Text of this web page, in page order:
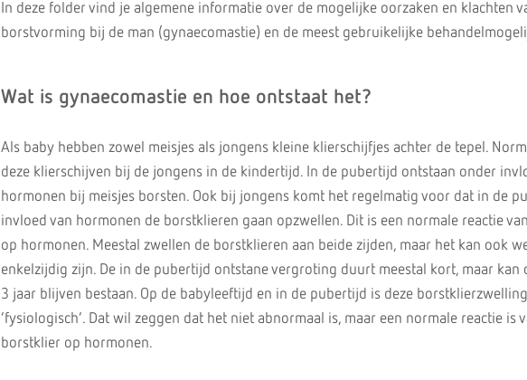
In deze folder vind je algemene informatie over de mogelijke oorzaken en klachten
borstvorming bij de man (gynaecomastie) en de meest gebruikelijke
Wat is gynaecomastie en hoe ontstaat het?
Als baby hebben zowel meisjes als jongens kleine klierschijfjes achter de tepel.
deze klierschijven bij de jongens in de kindertijd. In de pubertijd ontstaan onder
hormonen bij meisjes borsten. Ook bij jongens komt het regelmatig voor dat in de
invloed van hormonen de borstklieren gaan opzwellen. Dit is een normale reactie
op hormonen. Meestal zwellen de borstklieren aan beide zijden, maar het kan ook
enkelzijdig zijn. De in de pubertijd ontstane vergroting duurt meestal kort, maar kan
3 jaar blijven bestaan. Op de babyleeftijd en in de pubertijd is deze
‘fysiologisch’. Dat wil zeggen dat het niet abnormaal is, maar een normale reactie is
borstklier op hormonen.